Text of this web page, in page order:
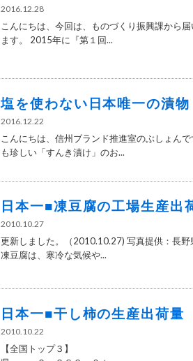
2016.12.28
こんにちは、今回は、ものづくり振興課から
ます。 2015年に『第１回...
塩を使わない日本唯一の漬物
2016.12.22
こんにちは、信州ブランド推進室のぶしょん
も珍しい「すんき漬け」のお...
日本一■凍豆腐の工場生産出
2010.10.27
更新しました。（2010.10.27) 写真提供：長
凍豆腐は、寒冷な気候や...
日本一■干し柿の生産出荷量
2010.10.22
【全国トップ３】 生